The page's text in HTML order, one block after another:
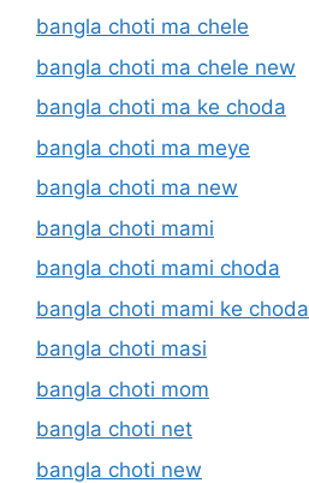
bangla choti ma chele
bangla choti ma chele new
bangla choti ma ke choda
bangla choti ma meye
bangla choti ma new
bangla choti mami
bangla choti mami choda
bangla choti mami ke choda
bangla choti masi
bangla choti mom
bangla choti net
bangla choti new